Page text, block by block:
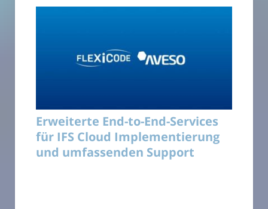
Erweiterte End-to-End-Services
für IFS Cloud Implementierung
und umfassenden Support